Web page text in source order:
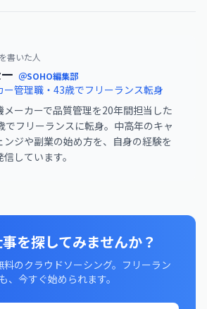
書いた人
＠SOHO編集部
ー管理職・43歳でフリーランス転身
メーカーで品質管理を20年間担当した
でフリーランスに転身。中高年のキャ
ンジや副業の始め方を、自身の経験を
しています。
を探してみませんか？
のクラウドソーシング。フリーラン
、今すぐ始められます。